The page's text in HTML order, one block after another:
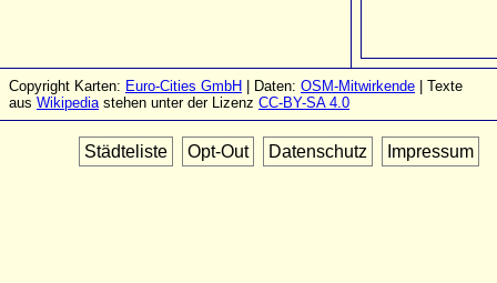
Copyright Karten: Euro-Cities GmbH | Daten: OSM-Mitwirkende | Texte
aus Wikipediastehen unter der Lizenz CC-BY-SA 4.0
Städteliste Opt-Out Datenschutz Impressum